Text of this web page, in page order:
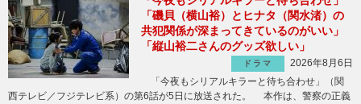
「磯貝（横山裕）とヒナタ（関水渚）の
共犯関係が深まってきているのがいい」
「縦山裕二さんのグッズ欲しい」
ドラマ
2026年8月6日
「今夜もシリアルキラーと待ち合わせ」（関
西テレビ／フジテレビ系）の第6話が5日に放送された。 本作は、警察の正義